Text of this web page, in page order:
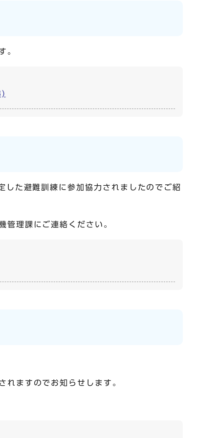
。
た避難訓練に参加協力されましたのでご紹
管理課にご連絡ください。
れますのでお知らせします。